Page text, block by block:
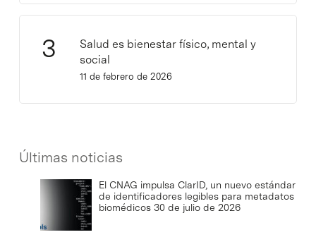
Salud es bienestar físico, mental y
social
11 de febrero de 2026
Últimas noticias
El CNAG impulsa ClarID, un nuevo estándar
de identificadores legibles para metadatos
biomédicos 30 de julio de 2026